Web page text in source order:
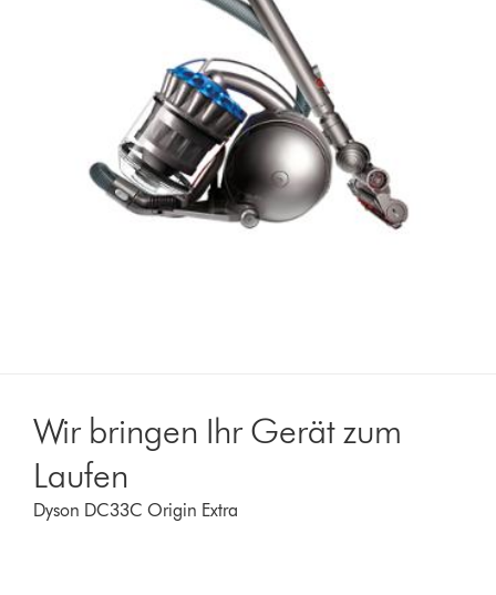
Wir bringen Ihr Gerät zum
Laufen
Dyson DC33C Origin Extra